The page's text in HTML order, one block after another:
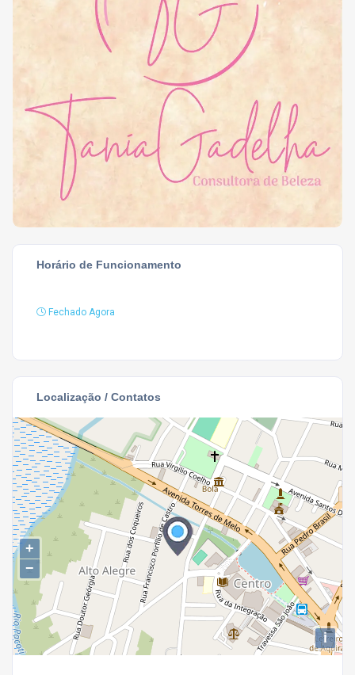
Horário de Funcionamento
Fechado Agora
Localização / Contatos
+
−
i